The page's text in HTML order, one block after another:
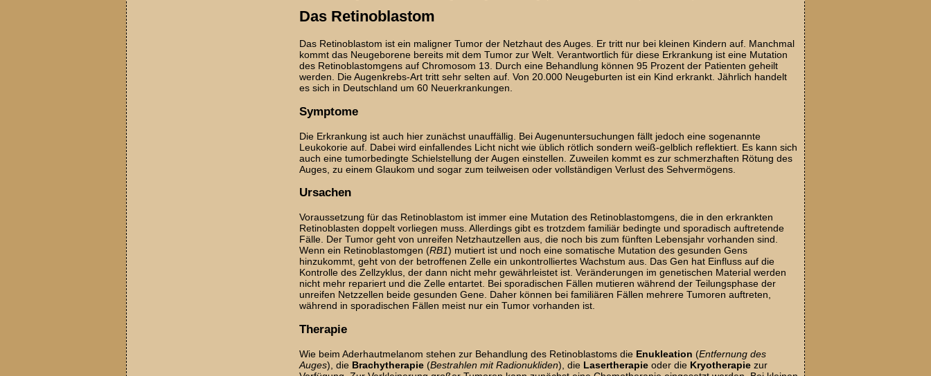
Das Retinoblastom
Das Retinoblastom ist ein maligner Tumor der Netzhaut des Auges. Er tritt nur bei kleinen Kindern auf. Manchmal
kommt das Neugeborene bereits mit dem Tumor zur Welt. Verantwortlich für diese Erkrankung ist eine Mutation
des Retinoblastomgens auf Chromosom 13. Durch eine Behandlung können 95 Prozent der Patienten geheilt
werden. Die Augenkrebs-Art tritt sehr selten auf. Von 20.000 Neugeburten ist ein Kind erkrankt. Jährlich handelt
es sich in Deutschland um 60 Neuerkrankungen.
Symptome
Die Erkrankung ist auch hier zunächst unauffällig. Bei Augenuntersuchungen fällt jedoch eine sogenannte
Leukokorie auf. Dabei wird einfallendes Licht nicht wie üblich rötlich sondern weiß-gelblich reflektiert. Es kann sich
auch eine tumorbedingte Schielstellung der Augen einstellen. Zuweilen kommt es zur schmerzhaften Rötung des
Auges, zu einem Glaukom und sogar zum teilweisen oder vollständigen Verlust des Sehvermögens.
Ursachen
Voraussetzung für das Retinoblastom ist immer eine Mutation des Retinoblastomgens, die in den erkrankten
Retinoblasten doppelt vorliegen muss. Allerdings gibt es trotzdem familiär bedingte und sporadisch auftretende
Fälle. Der Tumor geht von unreifen Netzhautzellen aus, die noch bis zum fünften Lebensjahr vorhanden sind.
Wenn ein Retinoblastomgen (RB1) mutiert ist und noch eine somatische Mutation des gesunden Gens
hinzukommt, geht von der betroffenen Zelle ein unkontrolliertes Wachstum aus. Das Gen hat Einfluss auf die
Kontrolle des Zellzyklus, der dann nicht mehr gewährleistet ist. Veränderungen im genetischen Material werden
nicht mehr repariert und die Zelle entartet. Bei sporadischen Fällen mutieren während der Teilungsphase der
unreifen Netzzellen beide gesunden Gene. Daher können bei familiären Fällen mehrere Tumoren auftreten,
während in sporadischen Fällen meist nur ein Tumor vorhanden ist.
Therapie
Wie beim Aderhautmelanom stehen zur Behandlung des Retinoblastoms die Enukleation (Entfernung des
Auges), die Brachytherapie (Bestrahlen mit Radionukliden), die Lasertherapie oder die Kryotherapie zur